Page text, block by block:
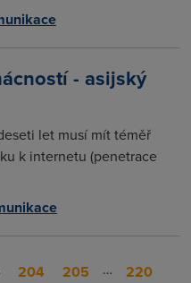
- asijský
let musí mít téměř
k internetu (penetrace
204 205 …
220